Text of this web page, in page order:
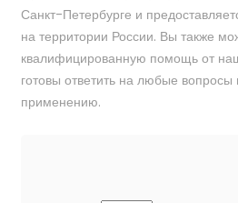
Санкт-Петербурге и
на территории России. Вы также
квалифицированную помощь от
готовы ответить на любые
применению.